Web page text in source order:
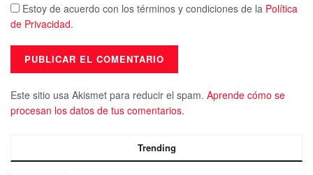
Estoy de acuerdo con los términos y condiciones de la Política
de Privacidad.
Este sitio usa Akismet para reducir el spam. Aprende cómo se
procesan los datos de tus comentarios.
Trending